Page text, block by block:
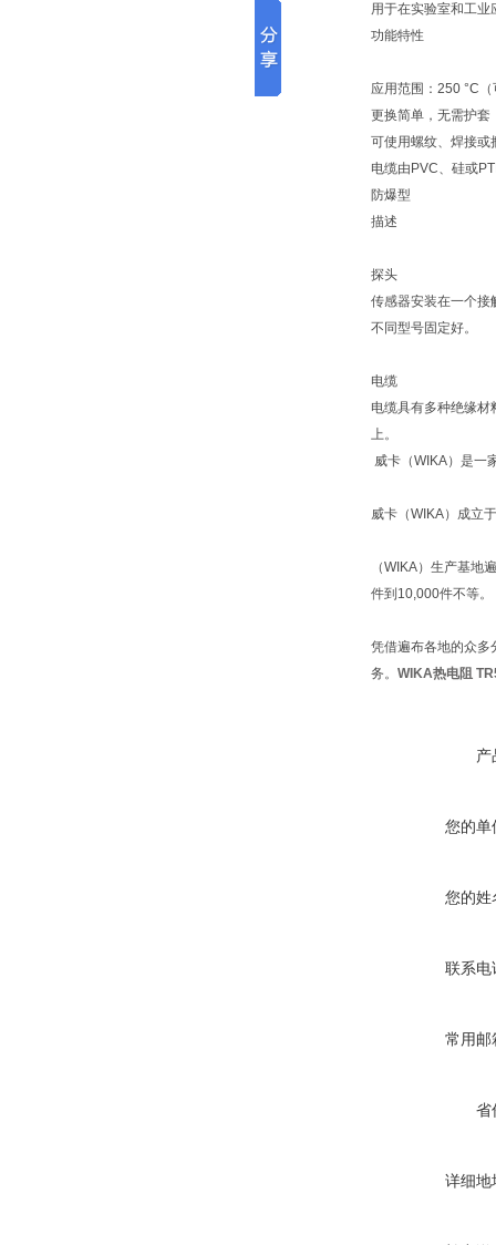
用于在实验室和工
功能特性
应用范围：250 °C
更换简单，无需护套
可使用螺纹、焊接或
电缆由PVC、硅或
防爆型
描述
探头
传感器安装在一个接
不同型号固定好。
电缆
电缆具有多种绝缘
上。
威卡（WIKA）是一
威卡（WIKA）成立
（WIKA）生产基
件到10,000件不等。
凭借遍布各地的众多
务。 WIKA热电阻
产
您的单
您的姓
联系电
常用邮
省
详细地